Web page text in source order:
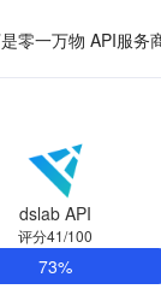
零一万物 API服务
dslab API
评分41/100
73%